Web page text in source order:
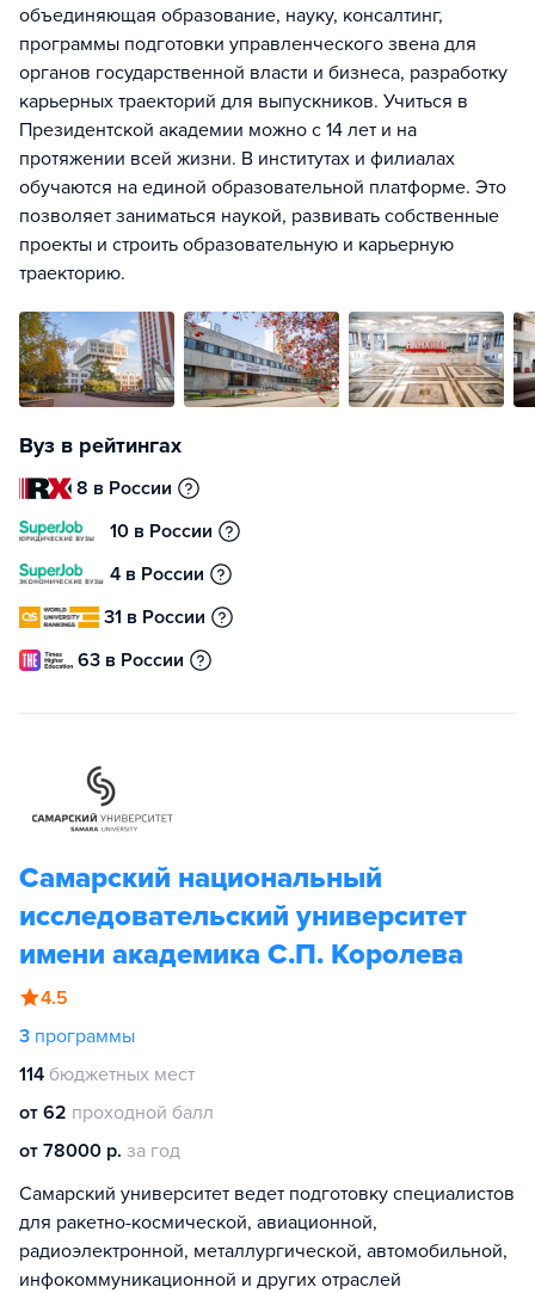
объединяющая образование, науку, консалтинг,
программы подготовки управленческого звена для
органов государственной власти и бизнеса, разработку
карьерных траекторий для выпускников. Учиться в
Президентской академии можно с 14 лет и на
протяжении всей жизни. В институтах и филиалах
обучаются на единой образовательной платформе. Это
позволяет заниматься наукой, развивать собственные
проекты и строить образовательную и карьерную
траекторию.
Вуз в рейтингах
8 в России
10 в России
4 в России
31 в России
63 в России
Самарский национальный
исследовательский университет
имени академика С.П. Королева
4.5
3 программы
114 бюджетных мест
от 62 проходной балл
от 78000 р. за год
Самарский университет ведет подготовку специалистов
для ракетно-космической, авиационной,
радиоэлектронной, металлургической, автомобильной,
инфокоммуникационной и других отраслей